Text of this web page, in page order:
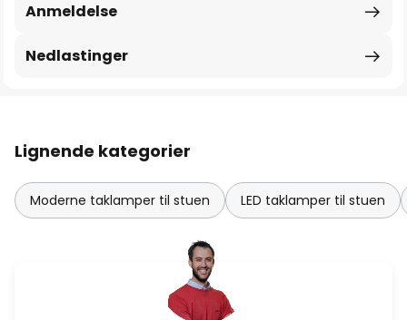
Anmeldelse
Nedlastinger
Lignende kategorier
Moderne taklamper til stuen LED taklamper til stuen